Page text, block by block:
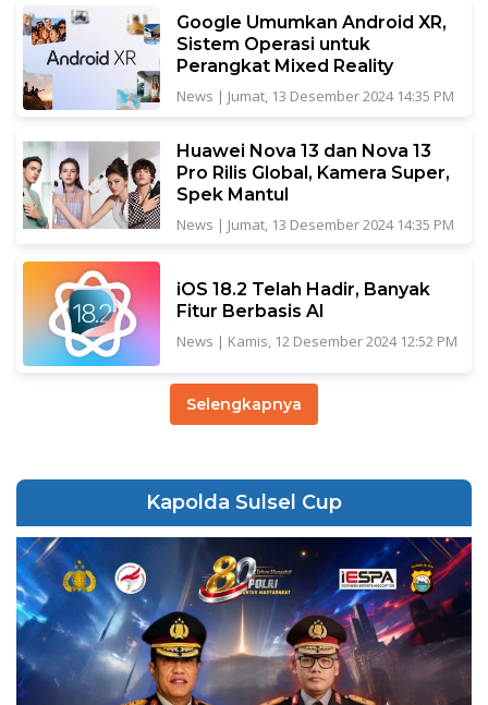
Google Umumkan Android XR,
Sistem Operasi untuk
Perangkat Mixed Reality
News | Jumat, 13 Desember 2024 14:35 PM
Huawei Nova 13 dan Nova 13
Pro Rilis Global, Kamera Super,
Spek Mantul
News | Jumat, 13 Desember 2024 14:35 PM
iOS 18.2 Telah Hadir, Banyak
Fitur Berbasis AI
News | Kamis, 12 Desember 2024 12:52 PM
Selengkapnya
Kapolda Sulsel Cup